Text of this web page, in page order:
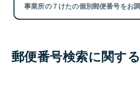
事業所の７けたの個別郵便番号をお調
郵便番号検索に関す